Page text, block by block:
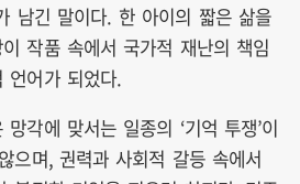
남긴 말이다. 한 아이의 짧은 삶을
작품 속에서 국가적 재난의 책임
언어가 되었다.
각에 맞서는 일종의 ‘기억 투쟁’이
으며, 권력과 사회적 갈등 속에서